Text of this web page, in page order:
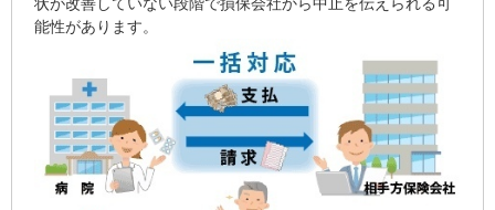
能性があります。